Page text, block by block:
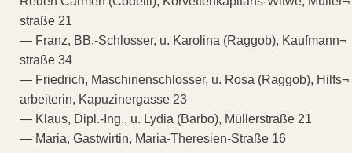
straße 21
— Franz, BB.-Schlosser, u. Karolina (Raggob), Kaufmann¬
straße 34
— Friedrich, Maschinenschlosser, u. Rosa (Raggob), Hilfs¬
arbeiterin, Kapuzinergasse 23
— Klaus, Dipl.-Ing., u. Lydia (Barbo), Müllerstraße 21
— Maria, Gastwirtin, Maria-Theresien-Straße 16